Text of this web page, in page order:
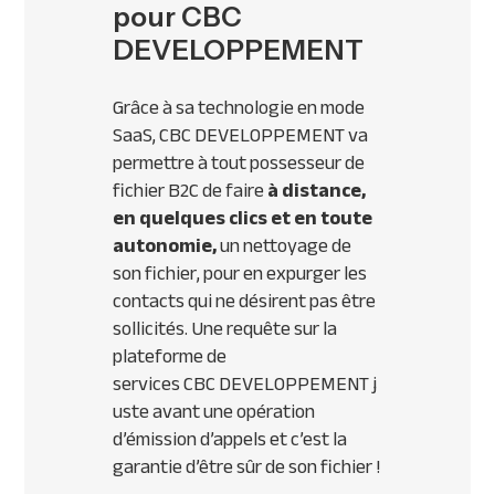
pour CBC
DEVELOPPEMENT
Grâce à sa technologie en mode
SaaS,CBCDEVELOPPEMENTva
permettre à tout possesseur de
fichier B2C de faireà distance,
en quelques clics et en toute
autonomie,un nettoyage de
son fichier, pour en expurger les
contacts qui ne désirent pas être
sollicités. Une requête sur la
plateforme de
servicesCBCDEVELOPPEMENTj
uste avant une opération
d’émission d’appels et c’est la
garantie d’être sûr de son fichier !